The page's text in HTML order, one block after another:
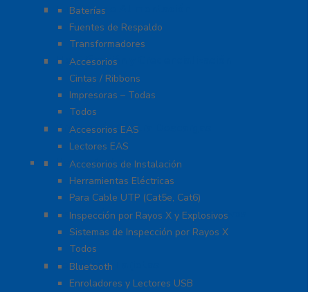
Fuentes de Alimentación
Baterías
Fuentes de Respaldo
Transformadores
Identificación y Credencialización
Accesorios
Cintas / Ribbons
Impresoras – Todas
Todos
Protección Contra Descargas
Accesorios EAS
Lectores EAS
Herramientas
Accesorios de Instalación
Herramientas Eléctricas
Para Cable UTP (Cat5e, Cat6)
Inspección por Rayos X y Explosivos
Inspección por Rayos X y Explosivos
Sistemas de Inspección por Rayos X
Todos
Lectoras y Tarjetas
Bluetooth
Enroladores y Lectores USB